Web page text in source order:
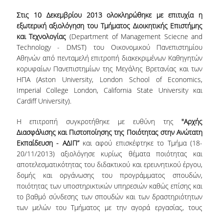
ΠΡΟΓΡΑΜΜΑ ΥΠΟΤΡΟΦΙΩΝ
ΚΡΙΤΗΡΙΑ ΚΑΙ ΔΙΑΔΙΚΑΣΙΑ ΕΠΙΛΟΓΗΣ
ΕΡΓΑΣΤΗΡΙΑΚΗ ΥΠΟΔΟΜΗ
NEWSLETTERS
TESTIMONIALS
ΔΙΔΑΣΚΑΛΙΑ
ΑΝΘΡΩΠΙΝΟ ΔΥΝΑΜΙΚΟ
ΠΡΟΣΩΠΙΚΟ ΤΟΥ ΤΜΗΜΑΤΟΣ
ΜΕΛΗ ΔΕΠ
ΕΠΙΤΙΜΟΙ ΔΙΔΑΚΤΟΡΕΣ
Στις 10 Δεκεμβρίου 2013 ολοκληρώθηκε με επιτυχία η
εξωτερική αξιολόγηση του Τμήματος Διοικητικής Επιστήμης
και Τεχνολογίας (Department of Management Sciecne and
Technology - DMST) του Οικονομικού Πανεπιστημίου
Αθηνών από πενταμελή επιτροπή διακεκριμένων Καθηγητών
κορυφαίων Πανεπιστημίων της Μεγάλης Βρετανίας και των
ΗΠΑ (Aston University, London School of Economics,
Imperial College London, California State University και
Cardiff University).
Η επιτροπή συγκροτήθηκε με ευθύνη της "Αρχής
Διασφάλισης και Πιστοποίησης της Ποιότητας στην Ανώτατη
Εκπαίδευση - ΑΔΙΠ”και αφού επισκέφτηκε το Τμήμα (18-
20/11/2013) αξιολόγησε κυρίως θέματα ποιότητας και
αποτελεσματικότητας του διδακτικού και ερευνητικού έργου,
δομής και οργάνωσης του προγράμματος σπουδών,
ποιότητας των υποστηρικτικών υπηρεσιών καθώς επίσης και
το βαθμό σύνδεσης των σπουδών και των δραστηριότητων
των μελών του Τμήματος με την αγορά εργασίας, τους